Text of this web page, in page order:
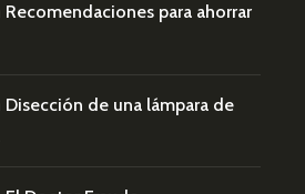
Recomendaciones para ahorrar
Disección de una lámpara de